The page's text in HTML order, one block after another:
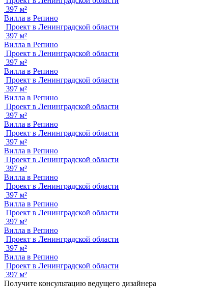
397 м²
Вилла в Репино
Проект в Ленинградской области
397 м²
Вилла в Репино
Проект в Ленинградской области
397 м²
Вилла в Репино
Проект в Ленинградской области
397 м²
Вилла в Репино
Проект в Ленинградской области
397 м²
Вилла в Репино
Проект в Ленинградской области
397 м²
Вилла в Репино
Проект в Ленинградской области
397 м²
Вилла в Репино
Проект в Ленинградской области
397 м²
Вилла в Репино
Проект в Ленинградской области
397 м²
Вилла в Репино
Проект в Ленинградской области
397 м²
Вилла в Репино
Проект в Ленинградской области
397 м²
Получите консультацию ведущего дизайнера